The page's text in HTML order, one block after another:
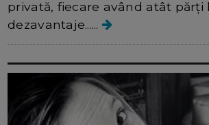
privată, fiecare având atât părți
dezavantaje......